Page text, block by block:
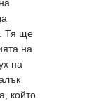
Тя ще
на
на
който